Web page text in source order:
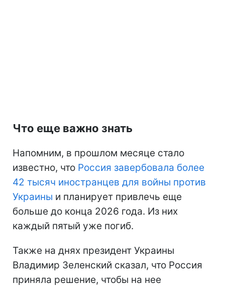
Что еще важно знать
Напомним, в прошлом месяце стало
известно, что Россия завербовала более
42 тысяч иностранцев для войны против
Украины и планирует привлечь еще
больше до конца 2026 года. Из них
каждый пятый уже погиб.
Также на днях президент Украины
Владимир Зеленский сказал, что Россия
приняла решение, чтобы на нее